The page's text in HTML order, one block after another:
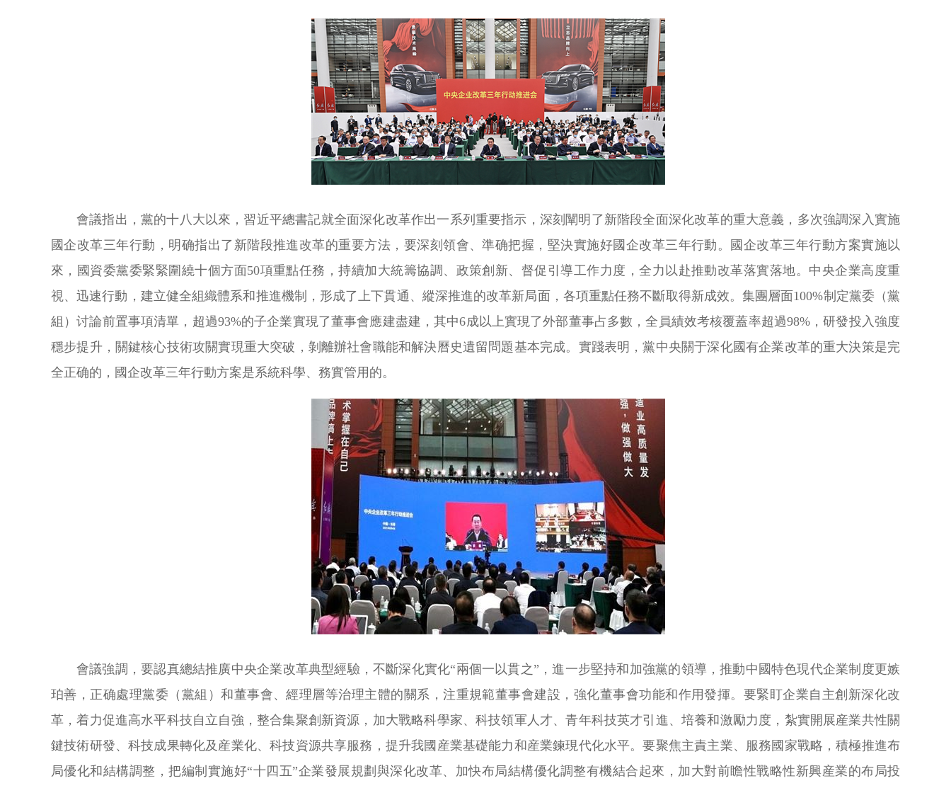
會議指出，黨的十八大以來，習近平總書記就全面深化改革作出一系列重要指示，深刻闡明了新階段全面深化改革的重大意義，多次強調深入實施
國企改革三年行動，明确指出了新階段推進改革的重要方法，要深刻領會、準确把握，堅決實施好國企改革三年行動。國企改革三年行動方案實施以
來，國資委黨委緊緊圍繞十個方面50項重點任務，持續加大統籌協調、政策創新、督促引導工作力度，全力以赴推動改革落實落地。中央企業高度重
視、迅速行動，建立健全組織體系和推進機制，形成了上下貫通、縱深推進的改革新局面，各項重點任務不斷取得新成效。集團層面100%制定黨委（黨
組）讨論前置事項清單，超過93%的子企業實現了董事會應建盡建，其中6成以上實現了外部董事占多數，全員績效考核覆蓋率超過98%，研發投入強度
穩步提升，關鍵核心技術攻關實現重大突破，剝離辦社會職能和解決曆史遺留問題基本完成。實踐表明，黨中央關于深化國有企業改革的重大決策是完
全正确的，國企改革三年行動方案是系統科學、務實管用的。
會議強調，要認真總結推廣中央企業改革典型經驗，不斷深化實化“兩個一以貫之”，進一步堅持和加強黨的領導，推動中國特色現代企業制度更嫉
珀善，正确處理黨委（黨組）和董事會、經理層等治理主體的關系，注重規範董事會建設，強化董事會功能和作用發揮。要緊盯企業自主創新深化改
革，着力促進高水平科技自立自強，整合集聚創新資源，加大戰略科學家、科技領軍人才、青年科技英才引進、培養和激勵力度，紮實開展産業共性關
鍵技術研發、科技成果轉化及産業化、科技資源共享服務，提升我國産業基礎能力和産業鍊現代化水平。要聚焦主責主業、服務國家戰略，積極推進布
局優化和結構調整，把編制實施好“十四五”企業發展規劃與深化改革、加快布局結構優化調整有機結合起來，加大對前瞻性戰略性新興産業的布局投